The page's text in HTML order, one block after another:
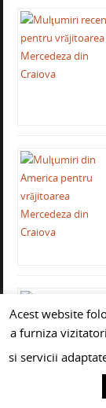
Acest website
a furniza
si servicii